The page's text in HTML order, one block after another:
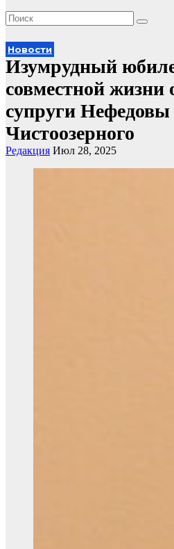
Новости
Изумрудный
совместной жизни
супруги Нефедовы
Чистоозерного
Редакция Июл 28, 2025